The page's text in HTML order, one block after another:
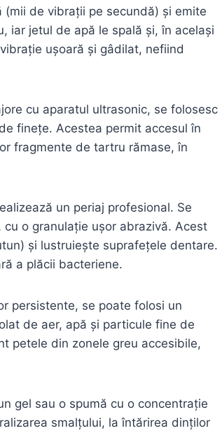
de vibrații pe secundă) și emite
iar jetul de apă le spală și, în același
ușoară și gâdilat, nefiind
cu aparatul ultrasonic, se folosesc
finețe. Acestea permit accesul în
fragmente de tartru rămase, în
un periaj profesional. Se
o granulație ușor abrazivă. Acest
și lustruiește suprafețele dentare.
a plăcii bacteriene.
persistente, se poate folosi un
de aer, apă și particule fine de
petele din zonele greu accesibile,
gel sau o spumă cu o concentrație
smalțului, la întărirea dinților